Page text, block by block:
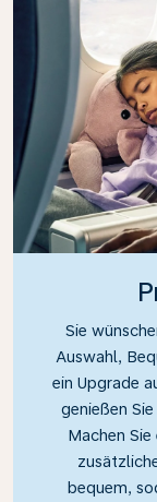
Sie
Auswahl,
ein Upgrade
genießen
Machen
bequem,